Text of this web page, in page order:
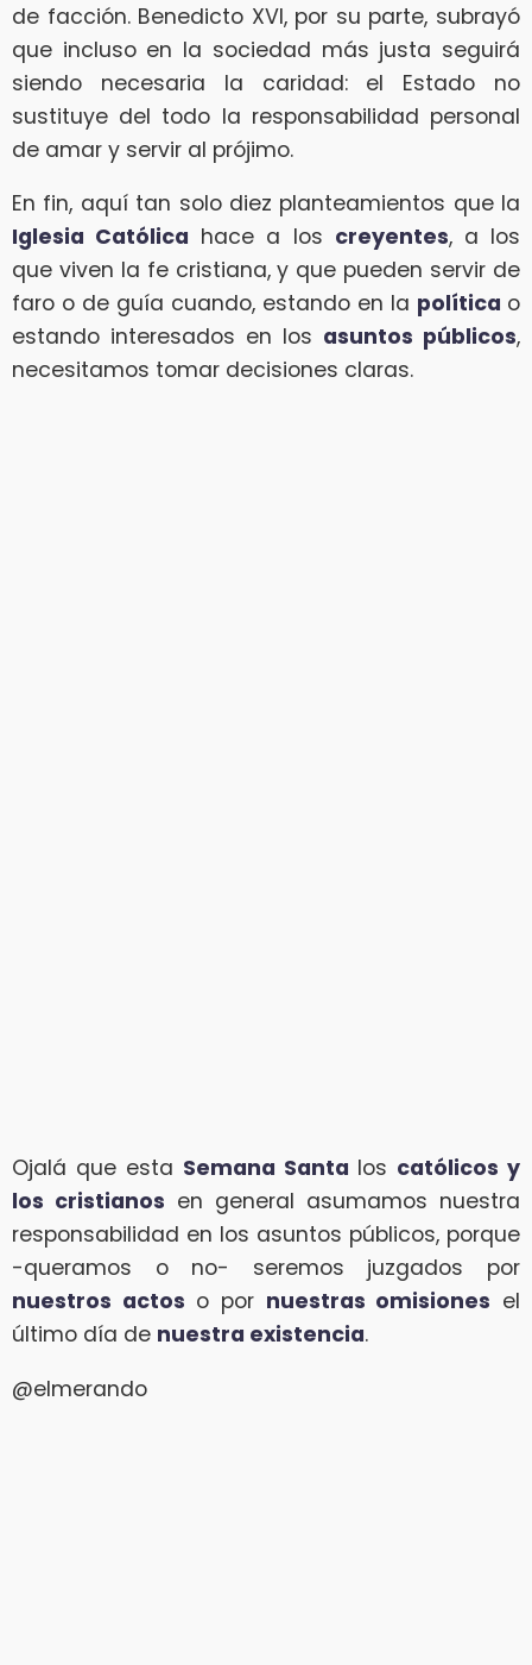
de facción. Benedicto XVI, por su parte, subrayó
que incluso en la sociedad más justa seguirá
siendo necesaria la caridad: el Estado no
sustituye del todo la responsabilidad personal
de amar y servir al prójimo.
En fin, aquí tan solo diez planteamientos que la
Iglesia Católica hace a los creyentes, a los
que viven la fe cristiana, y que pueden servir de
faro o de guía cuando, estando en la política o
estando interesados en los asuntos públicos,
necesitamos tomar decisiones claras.
Ojalá que esta Semana Santa los católicos y
los cristianos en general asumamos nuestra
responsabilidad en los asuntos públicos, porque
-queramos o no- seremos juzgados por
nuestros actos o por nuestras omisiones el
último día de nuestra existencia.
@elmerando